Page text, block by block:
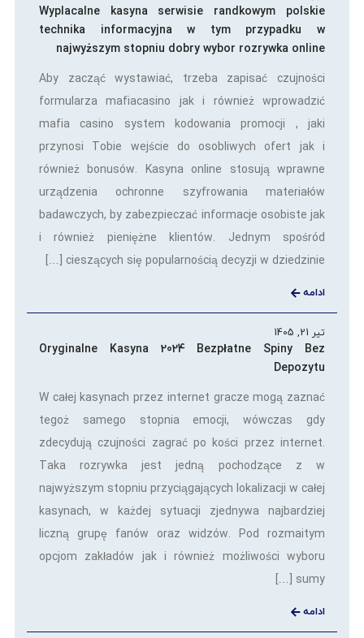
Wyplacalne kasyna serwisie randkowym polskie
technika informacyjna w tym przypadku w
najwyższym stopniu dobry wybor rozrywka online
Aby zacząć wystawiać, trzeba zapisać czujności
formularza mafiacasino jak i również wprowadzić
mafia casino system kodowania promocji , jaki
przynosi Tobie wejście do osobliwych ofert jak i
również bonusów. Kasyna online stosują wprawne
urządzenia ochronne szyfrowania materiałów
badawczych, by zabezpieczać informacje osobiste jak
i również pieniężne klientów. Jednym spośród
cieszących się popularnością decyzji w dziedzinie […]
ادامه
تیر 21, 1405
Oryginalne Kasyna 2024 Bezpłatne Spiny Bez
Depozytu
W całej kasynach przez internet gracze mogą zaznać
tegoż samego stopnia emocji, wówczas gdy
zdecydują czujności zagrać po kości przez internet.
Taka rozrywka jest jedną pochodzące z w
najwyższym stopniu przyciągających lokalizacji w całej
kasynach, w każdej sytuacji zjednywa najbardziej
liczną grupę fanów oraz widzów. Pod rozmaitym
opcjom zakładów jak i również możliwości wyboru
sumy […]
ادامه